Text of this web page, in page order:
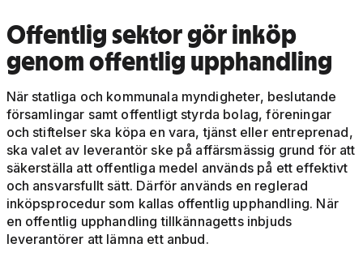
Offentlig sektor gör inköp
genom offentlig upphandling
När statliga och kommunala myndigheter, beslutande
församlingar samt offentligt styrda bolag, föreningar
och stiftelser ska köpa en vara, tjänst eller entreprenad,
ska valet av leverantör ske på affärsmässig grund för att
säkerställa att offentliga medel används på ett effektivt
och ansvarsfullt sätt. Därför används en reglerad
inköpsprocedur som kallas offentlig upphandling. När
en offentlig upphandling tillkännagetts inbjuds
leverantörer att lämna ett anbud.